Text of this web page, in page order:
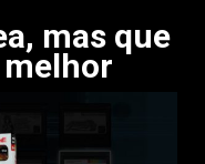
mas que